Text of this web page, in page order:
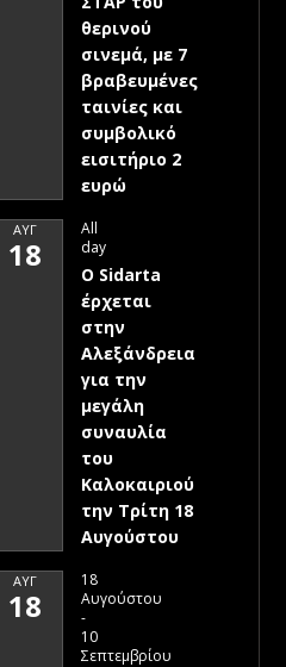
θερινού
σινεμά, με 7
βραβευμένες
ταινίες και
συμβολικό
εισιτήριο 2
ευρώ
ΑΥΓ
18
All
day
Ο Sidarta
έρχεται
στην
Αλεξάνδρεια
για την
μεγάλη
συναυλία
του
Καλοκαιριού
την Τρίτη 18
Αυγούστου
ΑΥΓ
18
18
Αυγούστου
-
10
Σεπτεμβρίου